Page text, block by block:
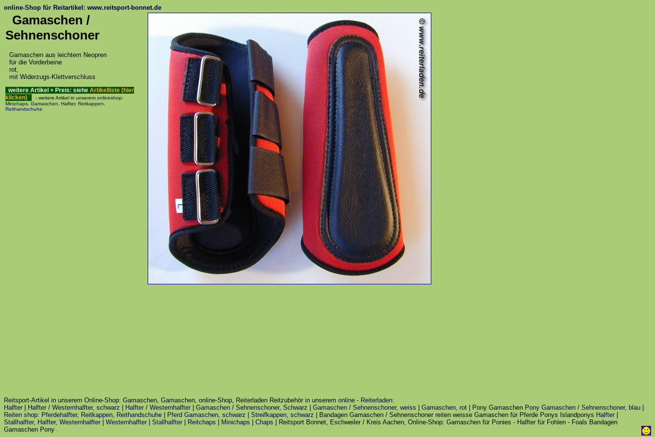
online-Shop für Reitartikel: www.reitsport-bonnet.de
Gamaschen /
Sehnenschoner
Gamaschen aus leichtem Neopren
für die Vorderbeine
rot,
mit Widerzugs-Klettverschluss
weitere Artikel + Preis: siehe Artikelliste (hier
klicken)
- weitere Artikel in unserem onlineshop:
Minichaps, Gamaschen, Halfter, Reitkappen,
Reithandschuhe
Reitsport-Artikel in unserem Online-Shop: Gamaschen, Gamaschen, online-Shop, Reiterladen Reitzubehör in unserem online - Reiterladen:
Halfter
Halfter / Westernhalfter, schwarz Halfter / Westernhalfter Gamaschen / Sehnenschoner, Schwarz Gamaschen / Sehnenschoner, weiss Gamaschen, rot | Pony Gamaschen Pony Gamaschen / Sehnenschoner, blau
Reiten shop: Pferdehalfter, Reitkappen, Reithandschuhe
Pferd Gamaschen, schwarz Streifkappen, schwarz | Bandagen Gamaschen / Sehnenschoner reiten weisse Gamaschen für Pferde Ponys Islandponys Halfter
Stallhalfter, Halfter, Westernhalfter
Westernhalfter Stallhalfter Reitchaps Minichaps Chaps | Reitsport Bonnet, Eschweiler / Kreis Aachen, Online-Shop: Gamaschen für Ponies - Halfter für Fohlen - Foals Bandagen
Gamaschen Pony